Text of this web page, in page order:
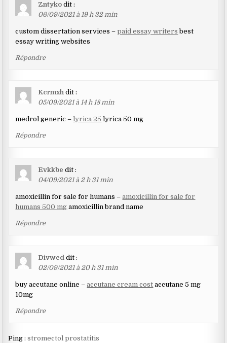
Zntyko dit :
06/09/2021 à 19 h 32 min
custom dissertation services –paid essay writers best
essay writing websites
Répondre
Kcrmxh dit :
05/09/2021 à 14 h 18 min
medrol generic –lyrica 25 lyrica 50 mg
Répondre
Evkkbe dit :
04/09/2021 à 2 h 31 min
amoxicillin for sale for humans –amoxicillin for sale for
humans 500 mg amoxicillin brand name
Répondre
Divwcd dit :
02/09/2021 à 20 h 31 min
buy accutane online –accutane cream cost accutane 5 mg
10mg
Répondre
Ping :stromectol prostatitis